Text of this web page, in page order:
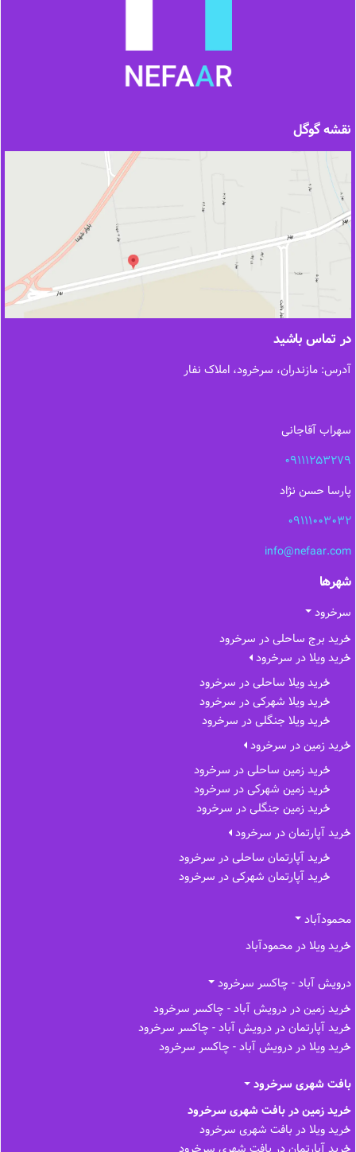
نقشه گوگل
در تماس باشید
آدرس: مازندران، سرخرود، املاک نفار
سهراب آقاجانی
09111253279
پارسا حسن نژاد
09111003032
info@nefaar.com
شهرها
سرخرود
خرید برج ساحلی در سرخرود
خرید ویلا در سرخرود
خرید ویلا ساحلی در سرخرود
خرید ویلا شهرکی در سرخرود
خرید ویلا جنگلی در سرخرود
خرید زمین در سرخرود
خرید زمین ساحلی در سرخرود
خرید زمین شهرکی در سرخرود
خرید زمین جنگلی در سرخرود
خرید آپارتمان در سرخرود
خرید آپارتمان ساحلی در سرخرود
خرید آپارتمان شهرکی در سرخرود
محمودآباد
خرید ویلا در محمودآباد
درویش آباد - چاکسر سرخرود
خرید زمین در درویش آباد - چاکسر سرخرود
خرید آپارتمان در درویش آباد - چاکسر سرخرود
خرید ویلا در درویش آباد - چاکسر سرخرود
بافت شهری سرخرود
خرید زمین در بافت شهری سرخرود
خرید ویلا در بافت شهری سرخرود